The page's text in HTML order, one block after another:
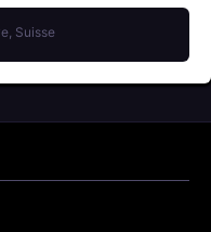
Suisse